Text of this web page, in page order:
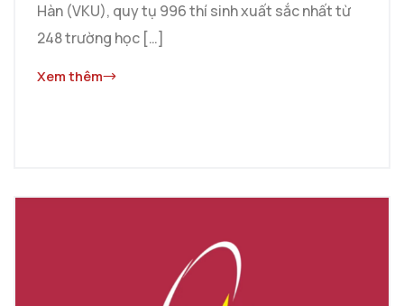
Hàn (VKU), quy tụ 996 thí sinh xuất sắc nhất từ
248 trường học […]
Xem thêm